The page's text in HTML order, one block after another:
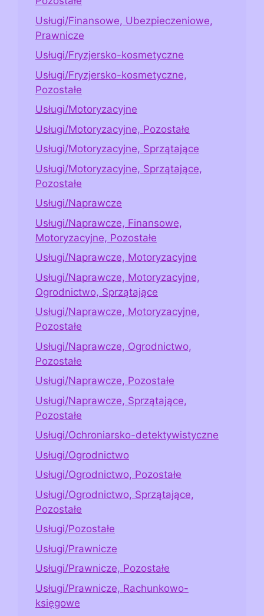
Usługi/Finansowe, Ubezpieczeniowe,
Prawnicze
Usługi/Fryzjersko-kosmetyczne
Usługi/Fryzjersko-kosmetyczne,
Pozostałe
Usługi/Motoryzacyjne
Usługi/Motoryzacyjne, Pozostałe
Usługi/Motoryzacyjne, Sprzątające
Usługi/Motoryzacyjne, Sprzątające,
Pozostałe
Usługi/Naprawcze
Usługi/Naprawcze, Finansowe,
Motoryzacyjne, Pozostałe
Usługi/Naprawcze, Motoryzacyjne
Usługi/Naprawcze, Motoryzacyjne,
Ogrodnictwo, Sprzątające
Usługi/Naprawcze, Motoryzacyjne,
Pozostałe
Usługi/Naprawcze, Ogrodnictwo,
Pozostałe
Usługi/Naprawcze, Pozostałe
Usługi/Naprawcze, Sprzątające,
Pozostałe
Usługi/Ochroniarsko-detektywistyczne
Usługi/Ogrodnictwo
Usługi/Ogrodnictwo, Pozostałe
Usługi/Ogrodnictwo, Sprzątające,
Pozostałe
Usługi/Pozostałe
Usługi/Prawnicze
Usługi/Prawnicze, Pozostałe
Usługi/Prawnicze, Rachunkowo-
księgowe